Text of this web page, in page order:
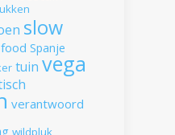
slow
Spanje
tuin vega
verantwoord
wildpluk